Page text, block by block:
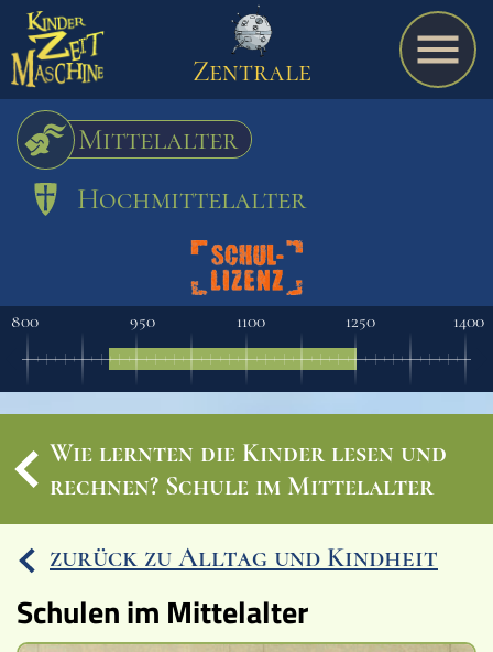
Spiel
A bis Z
Termine
Schulmaterialien
Zentrale
Mittelalter
Hochmittelalter
800 950 1100 1250 1400
Ereignisse
Lucys Wissensbox
Karte
Wie lernten die Kinder lesen und
rechnen? Schule im Mittelalter
zurück zu Alltag und Kindheit
Schulen im Mittelalter